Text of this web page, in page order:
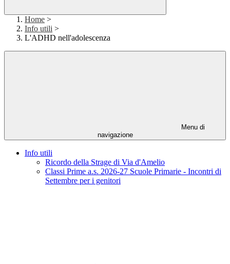
Home >
Info utili >
L'ADHD nell'adolescenza
Menu di
navigazione
Info utili
Ricordo della Strage di Via d'Amelio
Classi Prime a.s. 2026-27 Scuole Primarie - Incontri di
Settembre per i genitori